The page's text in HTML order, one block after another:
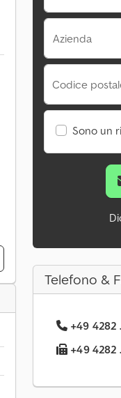
Azienda
Codice
Sono un
Telefono &
+49 4282
+49 4282